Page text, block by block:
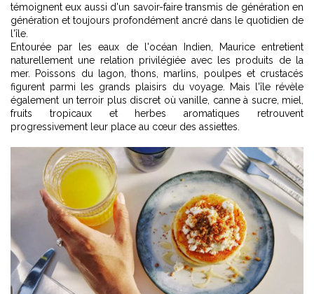
témoignent eux aussi d'un savoir-faire transmis de génération en
génération et toujours profondément ancré dans le quotidien de
l'île.
Entourée par les eaux de l'océan Indien, Maurice entretient
naturellement une relation privilégiée avec les produits de la
mer. Poissons du lagon, thons, marlins, poulpes et crustacés
figurent parmi les grands plaisirs du voyage. Mais l'île révèle
également un terroir plus discret où vanille, canne à sucre, miel,
fruits tropicaux et herbes aromatiques retrouvent
progressivement leur place au cœur des assiettes.